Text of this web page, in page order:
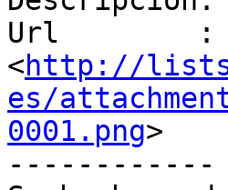
Url        :
<http://
es/
0001.png>
------------